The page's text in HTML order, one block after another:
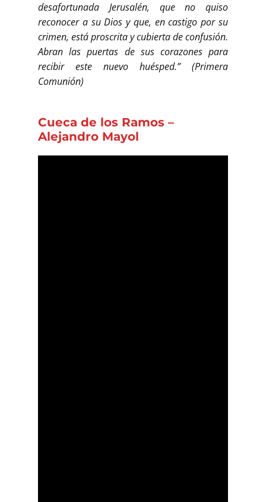
desafortunada Jerusalén, que no quiso
reconocer a su Dios y que, en castigo por su
crimen, está proscrita y cubierta de confusión.
Abran las puertas de sus corazones para
recibir este nuevo huésped.” (Primera
Comunión)
Cueca de los Ramos –
Alejandro Mayol